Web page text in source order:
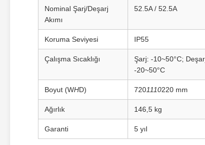
Nominal Şarj/Deşarj
Akımı
52.5A / 52.5A
Koruma Seviyesi IP55
Çalışma Sıcaklığı
Şarj: ‑10~50°C;
‑20~50°C
Boyut (WHD) 7201110220 mm
Ağırlık 146,5 kg
Garanti 5 yıl